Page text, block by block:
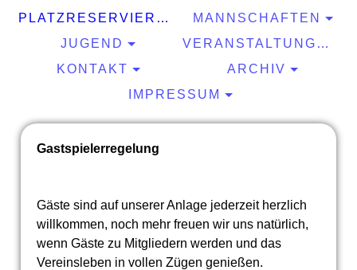
PLATZRESERVIERUNG
MANNSCHAFTEN
JUGEND
VERANSTALTUNGEN
KONTAKT
ARCHIV
IMPRESSUM
Gastspielerregelung
Gäste sind auf unserer Anlage jederzeit herzlich
willkommen, noch mehr freuen wir uns natürlich,
wenn Gäste zu Mitgliedern werden und das
Vereinsleben in vollen Zügen genießen.